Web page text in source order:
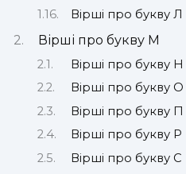
Вірші про букву Л
Вірші про букву М
Вірші про букву Н
Вірші про букву О
Вірші про букву П
Вірші про букву Р
Вірші про букву С